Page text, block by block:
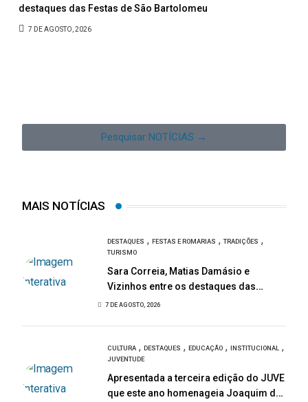
destaques das Festas de São Bartolomeu
7 DE AGOSTO, 2026
Pesquisar NOTÍCIAS →
MAIS NOTÍCIAS
DESTAQUES , FESTAS E ROMARIAS ,TRADIÇÕES ,
TURISMO
Sara Correia, Matias Damásio e
Vizinhos entre os destaques das
Festas de São Bartolomeu
7 DE AGOSTO, 2026
CULTURA , DESTAQUES , EDUCAÇÃO , INSTITUCIONAL ,
JUVENTUDE
Apresentada a terceira edição do JUVE
que este ano homenageia Joaquim de